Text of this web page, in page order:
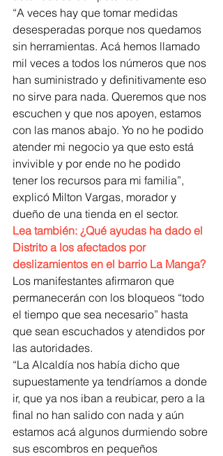
“A veces hay que tomar medidas
desesperadas porque nos quedamos
sin herramientas. Acá hemos llamado
mil veces a todos los números que nos
han suministrado y definitivamente eso
no sirve para nada. Queremos que nos
escuchen y que nos apoyen, estamos
con las manos abajo. Yo no he podido
atender mi negocio ya que esto está
invivible y por ende no he podido
tener los recursos para mi familia”,
explicó Milton Vargas, morador y
dueño de una tienda en el sector.
Lea también: ¿Qué ayudas ha dado el
Distrito a los afectados por
deslizamientos en el barrio La Manga?
Los manifestantes afirmaron que
permanecerán con los bloqueos “todo
el tiempo que sea necesario” hasta
que sean escuchados y atendidos por
las autoridades.
“La Alcaldía nos había dicho que
supuestamente ya tendríamos a donde
ir, que ya nos iban a reubicar, pero a la
final no han salido con nada y aún
estamos acá algunos durmiendo sobre
sus escombros en pequeños